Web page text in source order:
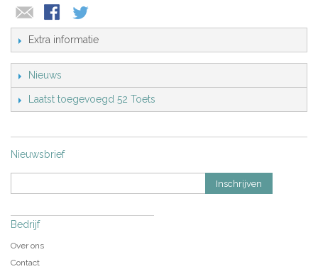
Extra informatie
Nieuws
Laatst toegevoegd 52 Toets
Nieuwsbrief
Inschrijven
Bedrijf
Over ons
Contact